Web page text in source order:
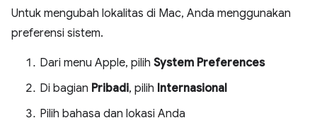
Untuk mengubah lokalitas di Mac, Anda menggunakan
preferensi sistem.
Dari menu Apple, pilih System Preferences
Di bagian Pribadi, pilih Internasional
Pilih bahasa dan lokasi Anda